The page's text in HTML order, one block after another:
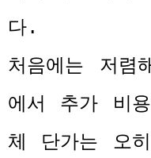
다.
처음에는 저렴
에서 추가 비
체 단가는 오